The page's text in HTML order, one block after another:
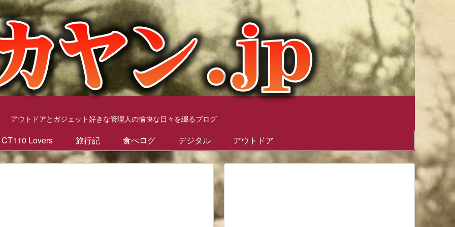
アウトドアとガジェット好きな管理人の愉快な日々を綴るブログ
CT110 Lovers 旅行記 食べログ デジタル アウトドア